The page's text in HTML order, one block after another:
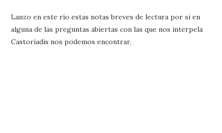
Lanzo en este río estas notas breves de lectura por si en
alguna de las preguntas abiertas con las que nos interpela
Castoriadis nos podemos encontrar.